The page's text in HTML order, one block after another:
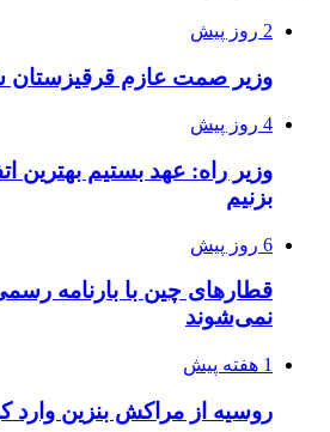
2 روز پیش
وزیر صمت عازم قرقیزستان
4 روز پیش
وزیر راه: عهد بستیم بهترین
بزنیم
6 روز پیش
قطارهای چین با بارنامه
نمی‌شوند
1 هفته پیش
روسیه از مراکش بنزین وارد